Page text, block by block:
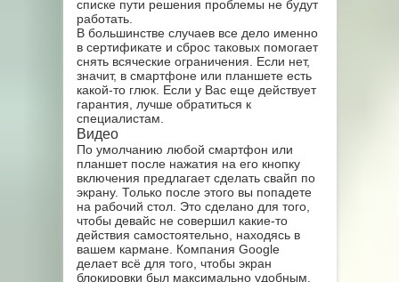
списке пути решения проблемы не будут
работать.
В большинстве случаев все дело именно
в сертификате и сброс таковых помогает
снять всяческие ограничения. Если нет,
значит, в смартфоне или планшете есть
какой-то глюк. Если у Вас еще действует
гарантия, лучше обратиться к
специалистам.
Видео
По умолчанию любой смартфон или
планшет после нажатия на его кнопку
включения предлагает сделать свайп по
экрану. Только после этого вы попадете
на рабочий стол. Это сделано для того,
чтобы девайс не совершил какие-то
действия самостоятельно, находясь в
вашем кармане. Компания Google
делает всё для того, чтобы экран
блокировки был максимально удобным.